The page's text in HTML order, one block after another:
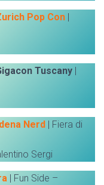
Pop Con
Tuscany
Nerd
| Fiera di
Sergi
| Fun Side –